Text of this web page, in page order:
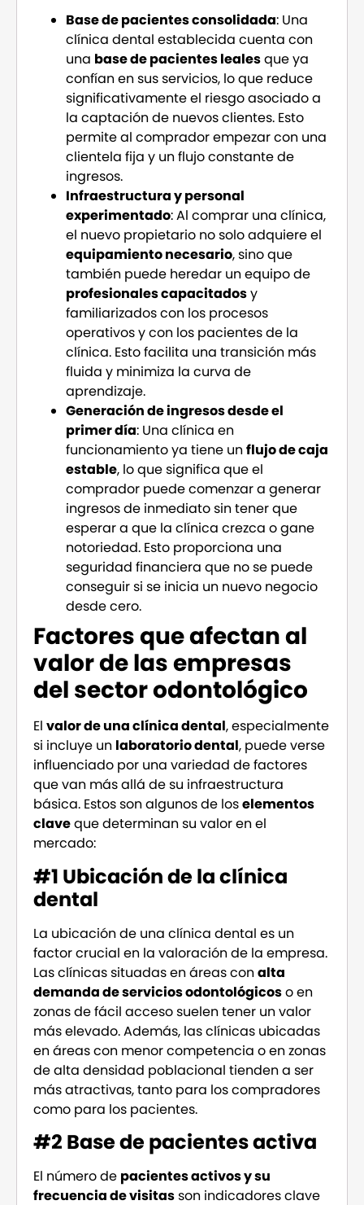
Base de pacientes consolidada: Una
clínica dental establecida cuenta con
una base de pacientes lealesque ya
confían en sus servicios, lo que reduce
significativamente el riesgo asociado a
la captación de nuevos clientes. Esto
permite al comprador empezar con una
clientela fija y un flujo constante de
ingresos.
Infraestructura y personal
experimentado: Al comprar una clínica,
el nuevo propietario no solo adquiere el
equipamiento necesario, sino que
también puede heredar un equipo de
profesionales capacitadosy
familiarizados con los procesos
operativos y con los pacientes de la
clínica. Esto facilita una transición más
fluida y minimiza la curva de
aprendizaje.
Generación de ingresos desde el
primer día: Una clínica en
funcionamiento ya tiene unflujo de caja
estable, lo que significa que el
comprador puede comenzar a generar
ingresos de inmediato sin tener que
esperar a que la clínica crezca o gane
notoriedad. Esto proporciona una
seguridad financiera que no se puede
conseguir si se inicia un nuevo negocio
desde cero.
Factores que afectan al
valor de las empresas
del sector odontológico
El valor de una clínica dental, especialmente
si incluye un laboratorio dental, puede verse
influenciado por una variedad de factores
que van más allá de su infraestructura
básica. Estos son algunos de loselementos
claveque determinan su valor en el
mercado:
#1 Ubicación de la clínica
dental
La ubicación de una clínica dental es un
factor crucial en la valoración de la empresa.
Las clínicas situadas en áreas conalta
demanda de servicios odontológicoso en
zonas de fácil acceso suelen tener un valor
más elevado. Además, las clínicas ubicadas
en áreas con menor competencia o en zonas
de alta densidad poblacional tienden a ser
más atractivas, tanto para los compradores
como para los pacientes.
#2 Base de pacientes activa
El número de pacientes activos y su
frecuencia de visitasson indicadores clave